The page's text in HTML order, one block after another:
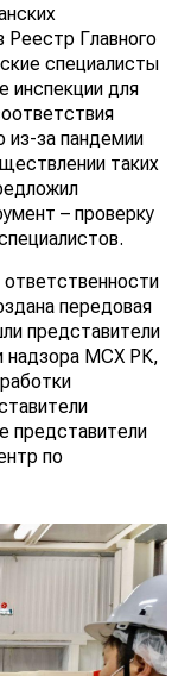
Реестр Главного
специалисты
инспекции для
из-за пандемии
таких
– проверку
передовая
представители
надзора МСХ РК,
представители
по